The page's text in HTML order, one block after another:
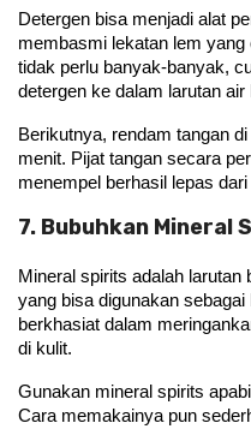
Detergen bisa menjadi alat
membasmi lekatan lem yang
tidak perlu banyak-banyak,
detergen ke dalam larutan air
Berikutnya, rendam tangan
menit. Pijat tangan secara
menempel berhasil lepas dari
7. Bubuhkan Mineral
Mineral spirits adalah
yang bisa digunakan
berkhasiat dalam
di kulit.
Gunakan mineral spirits
Cara memakainya pun